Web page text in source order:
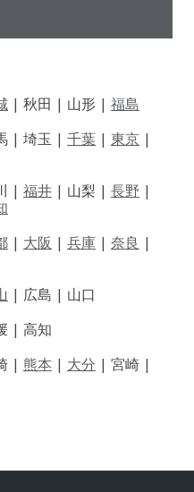
| 秋田 | 山形 | 福島
| 埼玉 | 千葉 | 東京 |
| 福井 | 山梨 | 長野 |
| 大阪 | 兵庫 | 奈良 |
| 広島 | 山口
| 高知
| 熊本 | 大分 | 宮崎 |